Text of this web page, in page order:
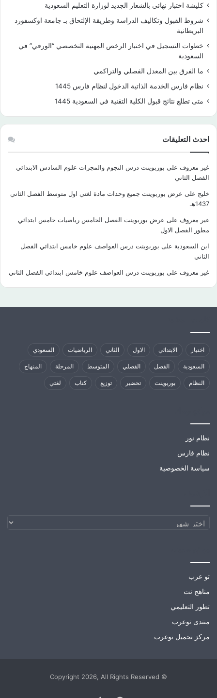
كليشة اختبار نهائي بالشعار الجديد لوزارة التعليم السعودية
شروط القبول وتكاليف الدراسة وطريقة الإلتحاق بـ جامعة اوكسفورد
البريطانية
خطوات التسجيل في اختبار الرخص المهنية التخصصي “الورقي” في
السعودية
ما الفرق بين المعدل الفصلي والتراكمي
نظام فارس الخدمة الذاتية الدخول لنظام فارس 1445
متى تطلع نتائج قبول الكلية التقنية في السعودية 1445
احدث التعليقات
غير معروف على بوربوينت درس النجوم والمجرات علوم السادس الابتدائي
الفصل الثاني
خليج على عرض بوربوينت جميع وحدات مادة لغتي اول متوسط الفصل الثاني
1437هـ
غير معروف على عرض بوربوينت الفصل الخامس رياضيات خامس ابتدائي
مطور الفصل الاول
ابن السعودية على بوربوينت درس العواصف علوم خامس ابتدائي الفصل
الثاني
غير معروف على بوربوينت درس العواصف علوم خامس ابتدائي الفصل الثاني
اختبار الابتدائي الاول الثاني الرياضيات السعودي
السعودية الفصل الفصلي المتوسط المرحلة المنهاج
النظام بوربوينت تحضير توزيع كتاب لغتي
نظام نور
نظام فارس
سياسة الخصوصية
الارشيف
تو عرب
مناهج نت
تطور التعليمي
منتدى توعرب
مركز تحميل توعرب
© Copyright 2026, All Rights Reserved